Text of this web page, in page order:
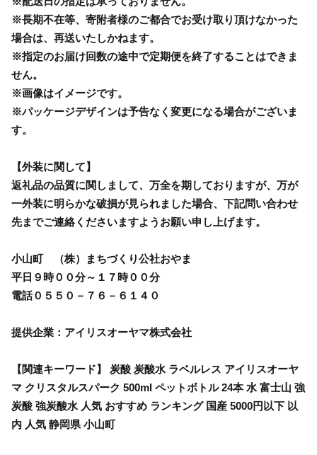
※長期不在等、寄附者様のご都合でお受け取り頂けなかった
場合は、再送いたしかねます。
※指定のお届け回数の途中で定期便を終了することはできま
せん。
※画像はイメージです。
※パッケージデザインは予告なく変更になる場合がございま
す。
【外装に関して】
返礼品の品質に関しまして、万全を期しておりますが、万が
一外装に明らかな破損が見られました場合、下記問い合わせ
先までご連絡くださいますようお願い申し上げます。
小山町 （株）まちづくり公社おやま
平日９時００分～１７時００分
電話０５５０－７６－６１４０
提供企業：アイリスオーヤマ株式会社
【関連キーワード】 炭酸 炭酸水 ラベルレス アイリスオーヤ
マ クリスタルスパーク 500ml ペットボトル 24本 水 富士山 強
炭酸 強炭酸水 人気 おすすめ ランキング 国産 5000円以下 以
内 人気 静岡県 小山町